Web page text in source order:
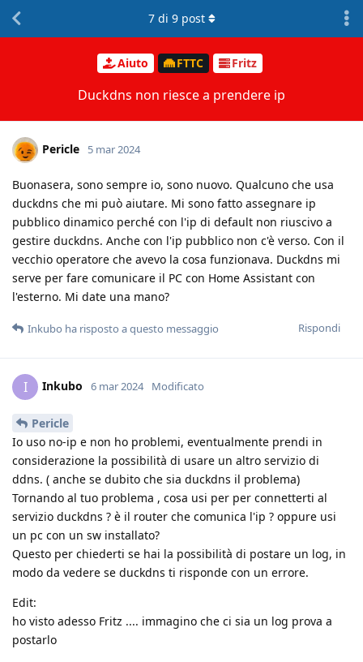
Aiuto FTTC Fritz
Duckdns non riesce a prendere ip
7di 9post
Pericle 5 mar 2024
Buonasera, sono sempre io, sono nuovo. Qualcuno che usa
duckdns che mi può aiutare. Mi sono fatto assegnare ip
pubblico dinamico perché con l'ip di default non riuscivo a
gestire duckdns. Anche con l'ip pubblico non c'è verso. Con il
vecchio operatore che avevo la cosa funzionava. Duckdns mi
serve per fare comunicare il PC con Home Assistant con
l'esterno. Mi date una mano?
Rispondi
Inkubo ha risposto a questo messaggio
I Inkubo 6 mar 2024 Modificato
Pericle
Io uso no-ip e non ho problemi, eventualmente prendi in
considerazione la possibilità di usare un altro servizio di
ddns. ( anche se dubito che sia duckdns il problema)
Tornando al tuo problema , cosa usi per per connetterti al
servizio duckdns ? è il router che comunica l'ip ? oppure usi
un pc con un sw installato?
Questo per chiederti se hai la possibilità di postare un log, in
modo da vedere se duckdns ti risponde con un errore.
Edit:
ho visto adesso Fritz .... immagino che ci sia un log prova a
postarlo